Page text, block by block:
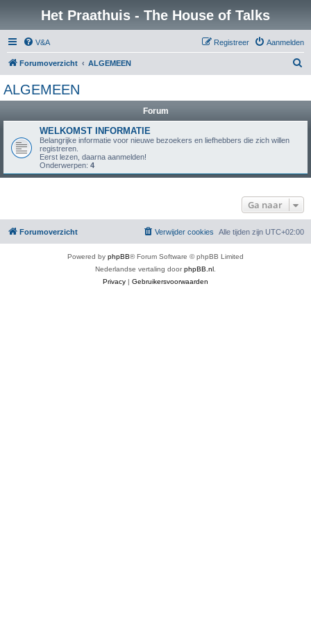
Het Praathuis - The House of Talks
V&A Aanmelden
Registreer
Forumoverzicht ALGEMEEN
ALGEMEEN
Forum
WELKOMST INFORMATIE
Belangrijke informatie voor nieuwe bezoekers en liefhebbers die zich willen
registreren.
Eerst lezen, daarna aanmelden!
Onderwerpen: 4
Ga naar
Forumoverzicht Alle tijden zijn UTC+02:00
Verwijder cookies
Powered by phpBB® Forum Software © phpBB Limited
Nederlandse vertaling doorphpBB.nl
Privacy | Gebruikersvoorwaarden